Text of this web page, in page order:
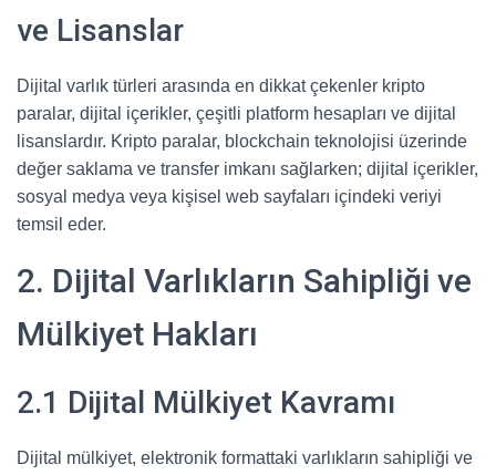
ve Lisanslar
Dijital varlık türleri arasında en dikkat çekenler kripto
paralar, dijital içerikler, çeşitli platform hesapları ve dijital
lisanslardır. Kripto paralar, blockchain teknolojisi üzerinde
değer saklama ve transfer imkanı sağlarken; dijital içerikler,
sosyal medya veya kişisel web sayfaları içindeki veriyi
temsil eder.
2. Dijital Varlıkların Sahipliği ve
Mülkiyet Hakları
2.1 Dijital Mülkiyet Kavramı
Dijital mülkiyet, elektronik formattaki varlıkların sahipliği ve